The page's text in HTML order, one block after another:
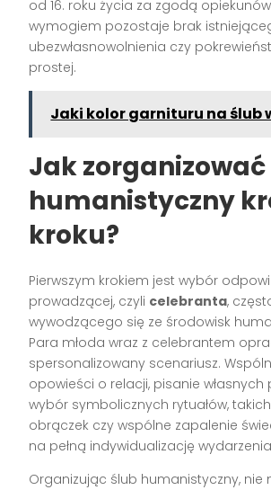
od 16. roku życia za zgodą
wymogiem pozostaje brak
ubezwłasnowolnienia czy
prostej.
Jaki kolor garnituru na ślub
Jak
humanistyczny
kroku?
Pierwszym krokiem jest wybór
prowadzącej, czyli celebranta,
wywodzącego się ze środowisk
Para młoda wraz z celebrantem
spersonalizowany scenariusz.
opowieści o relacji, pisanie własnych
wybór symbolicznych rytuałów,
obrączek czy wspólne zapalenie
na pełną indywidualizację
Organizując ślub humanistyczny, nie